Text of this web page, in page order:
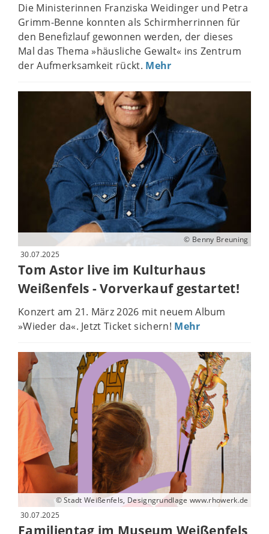
Die Ministerinnen Franziska Weidinger und Petra
Grimm-Benne konnten als Schirmherrinnen für
den Benefizlauf gewonnen werden, der dieses
Mal das Thema »häusliche Gewalt« ins Zentrum
der Aufmerksamkeit rückt. Mehr
© Benny Breuning
30.07.2025
Tom Astor live im Kulturhaus
Weißenfels - Vorverkauf gestartet!
Konzert am 21. März 2026 mit neuem Album
»Wieder da«. Jetzt Ticket sichern! Mehr
© Stadt Weißenfels, Designgrundlage www.rhowerk.de
30.07.2025
Familientag im Museum Weißenfels